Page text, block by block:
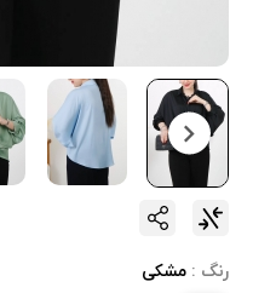
رنگ : مشکی